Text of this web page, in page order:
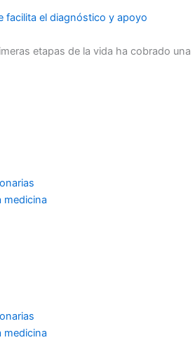
facilita el diagnóstico y apoyo
etapas de la vida ha cobrado una
medicina
medicina